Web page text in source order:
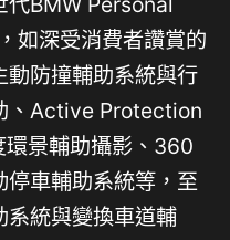
如深受消費者讚賞的
動防撞輔助系統與行
、Active Protection
景輔助攝影、360
車輔助系統等，至
系統與變換車道輔